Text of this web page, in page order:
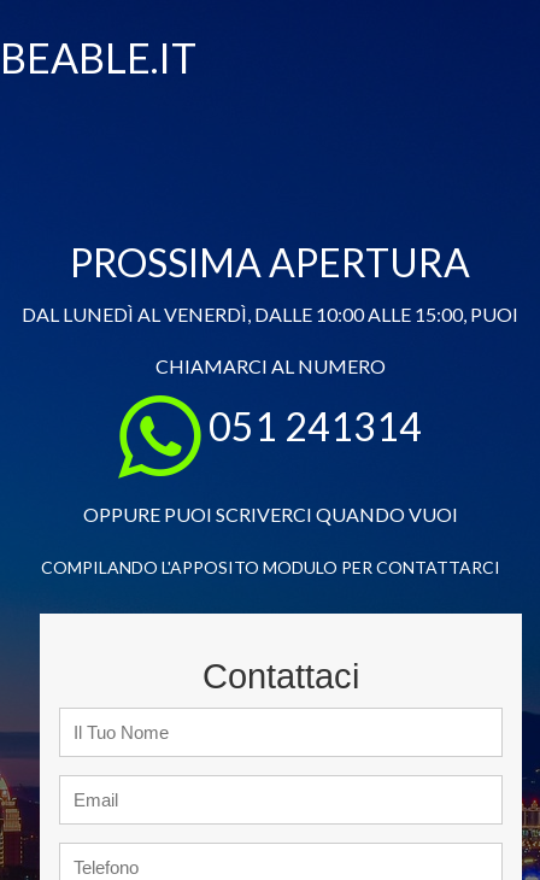
BEABLE.IT
PROSSIMA APERTURA
DAL LUNEDÌ AL VENERDÌ, DALLE 10:00 ALLE 15:00, PUOI
CHIAMARCI AL NUMERO
051 241314
OPPURE PUOI SCRIVERCI QUANDO VUOI
COMPILANDO L'APPOSITO MODULO PER CONTATTARCI
Contattaci